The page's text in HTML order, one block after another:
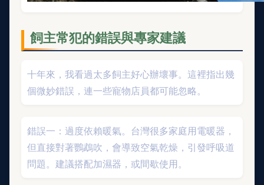
飼主常犯的錯誤與專家建議
十年來，我看過太多飼主好心辦壞事。這裡指出幾
個微妙錯誤，連一些寵物店員都可能忽略。
錯誤一：過度依賴暖氣。台灣很多家庭用電暖器，
但直接對著鸚鵡吹，會導致空氣乾燥，引發呼吸道
問題。建議搭配加濕器，或間歇使用。